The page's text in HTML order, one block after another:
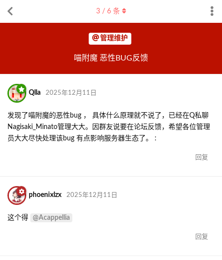
管理维护
喵附魔 恶性BUG反馈
3/ 6条
Qlla 2025年12月11日
发现了喵附魔的恶性bug ， 具体什么原理就不说了，已经在Q私聊
Nagisaki_Minato管理大大。因群友说要在论坛反馈，希望各位管理
员大大尽快处理该bug 有点影响服务器生态了。 :
回复
phoenixlzx 2025年12月11日
这个得 @Acappellia
回复